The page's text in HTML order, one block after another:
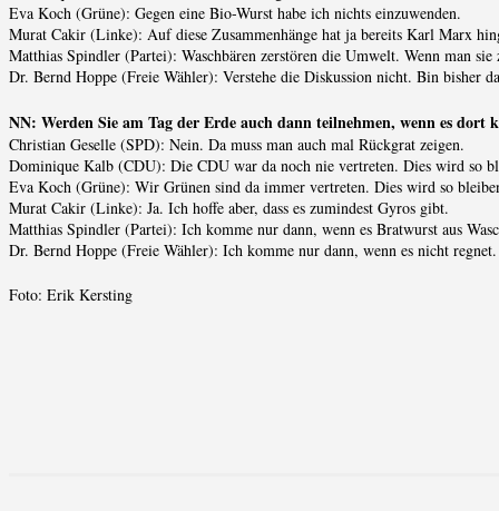
Eva Koch (Grüne): Gegen eine Bio-Wurst habe ich nichts einzuwenden.
Murat Cakir (Linke): Auf diese Zusammenhänge hat ja bereits Karl Marx
Matthias Spindler (Partei): Waschbären zerstören die Umwelt. Wenn man
Dr. Bernd Hoppe (Freie Wähler): Verstehe die Diskussion nicht. Bin bisher
NN: Werden Sie am Tag der Erde auch dann teilnehmen, wenn es dort
Christian Geselle (SPD): Nein. Da muss man auch mal Rückgrat zeigen.
Dominique Kalb (CDU): Die CDU war da noch nie vertreten. Dies wird so
Eva Koch (Grüne): Wir Grünen sind da immer vertreten. Dies wird so
Murat Cakir (Linke): Ja. Ich hoffe aber, dass es zumindest Gyros gibt.
Matthias Spindler (Partei): Ich komme nur dann, wenn es Bratwurst aus
Dr. Bernd Hoppe (Freie Wähler): Ich komme nur dann, wenn es nicht regnet.
Foto: Erik Kersting